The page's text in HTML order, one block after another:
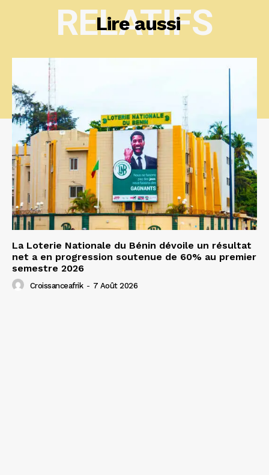
Lire aussi
RELATIFS
La Loterie Nationale du Bénin dévoile un résultat
net a en progression soutenue de 60% au premier
semestre 2026
Croissanceafrik - 7 Août 2026